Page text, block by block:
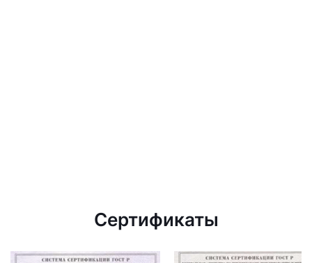
Сертификаты